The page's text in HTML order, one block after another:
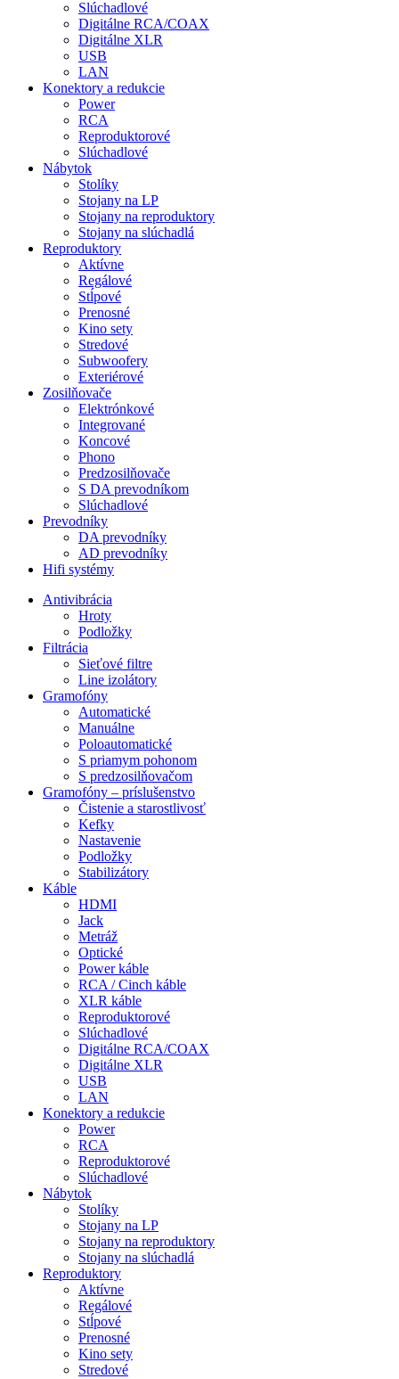
Slúchadlové
Digitálne RCA/COAX
Digitálne XLR
USB
LAN
Konektory a redukcie
Power
RCA
Reproduktorové
Slúchadlové
Nábytok
Stolíky
Stojany na LP
Stojany na reproduktory
Stojany na slúchadlá
Reproduktory
Aktívne
Regálové
Stĺpové
Prenosné
Kino sety
Stredové
Subwoofery
Exteriérové
Zosilňovače
Elektrónkové
Integrované
Koncové
Phono
Predzosilňovače
S DA prevodníkom
Slúchadlové
Prevodníky
DA prevodníky
AD prevodníky
Hifi systémy
Antivibrácia
Hroty
Podložky
Filtrácia
Sieťové filtre
Line izolátory
Gramofóny
Automatické
Manuálne
Poloautomatické
S priamym pohonom
S predzosilňovačom
Gramofóny – príslušenstvo
Čistenie a starostlivosť
Kefky
Nastavenie
Podložky
Stabilizátory
Káble
HDMI
Jack
Metráž
Optické
Power káble
RCA / Cinch káble
XLR káble
Reproduktorové
Slúchadlové
Digitálne RCA/COAX
Digitálne XLR
USB
LAN
Konektory a redukcie
Power
RCA
Reproduktorové
Slúchadlové
Nábytok
Stolíky
Stojany na LP
Stojany na reproduktory
Stojany na slúchadlá
Reproduktory
Aktívne
Regálové
Stĺpové
Prenosné
Kino sety
Stredové